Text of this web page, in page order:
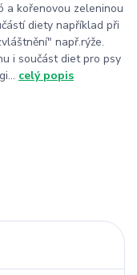
a kořenovou zeleninou
diety například při
např.rýže.
i součást diet pro psy
celý popis